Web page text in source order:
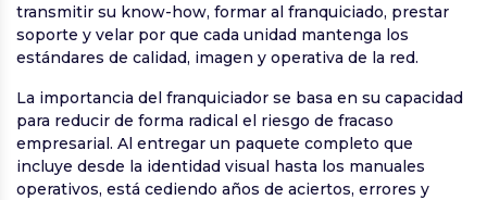
transmitir su know-how, formar al franquiciado, prestar
soporte y velar por que cada unidad mantenga los
estándares de calidad, imagen y operativa de la red.
La importancia del franquiciador se basa en su capacidad
para reducir de forma radical el riesgo de fracaso
empresarial. Al entregar un paquete completo que
incluye desde la identidad visual hasta los manuales
operativos, está cediendo años de aciertos, errores y